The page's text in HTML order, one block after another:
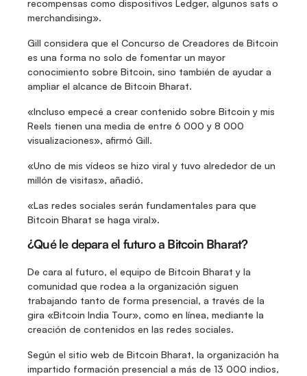
recompensas como dispositivos Ledger, algunos sats o
merchandising».
Gill considera que el Concurso de Creadores de Bitcoin
es una forma no solo de fomentar un mayor
conocimiento sobre Bitcoin, sino también de ayudar a
ampliar el alcance de Bitcoin Bharat.
«Incluso empecé a crear contenido sobre Bitcoin y mis
Reels tienen una media de entre 6 000 y 8 000
visualizaciones», afirmó Gill.
«Uno de mis vídeos se hizo viral y tuvo alrededor de un
millón de visitas», añadió.
«Las redes sociales serán fundamentales para que
Bitcoin Bharat se haga viral».
¿Qué le depara el futuro a Bitcoin Bharat?
De cara al futuro, el equipo de Bitcoin Bharat y la
comunidad que rodea a la organización siguen
trabajando tanto de forma presencial, a través de la
gira «Bitcoin India Tour», como en línea, mediante la
creación de contenidos en las redes sociales.
Según el sitio web de Bitcoin Bharat, la organización ha
impartido formación presencial a más de 13 000 indios,